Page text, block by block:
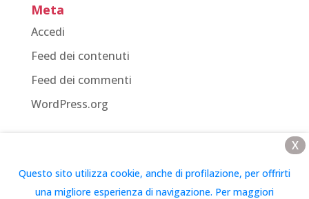
Meta
Accedi
Feed dei contenuti
Feed dei commenti
WordPress.org
Vivi Down OdV – Associazione Italiana per la Ricerca
Questo sito utilizza cookie, anche di profilazione, per offrirti
una migliore esperienza di navigazione. Per maggiori
X